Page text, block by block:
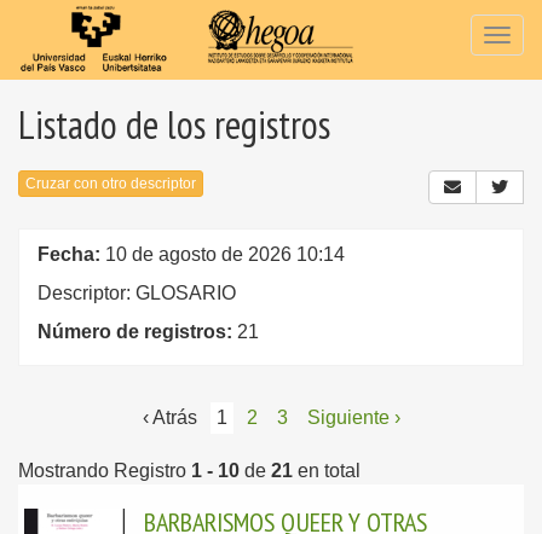
Listado de los registros
Cruzar con otro descriptor
Fecha: 10 de agosto de 2026 10:14
Descriptor: GLOSARIO
Número de registros: 21
‹ Atrás 1 2 3 Siguiente ›
Mostrando Registro 1 - 10 de 21 en total
BARBARISMOS QUEER Y OTRAS